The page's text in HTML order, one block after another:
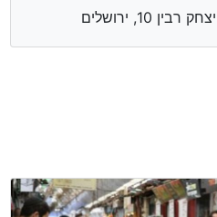
יצחק רבין 10, ירושלים